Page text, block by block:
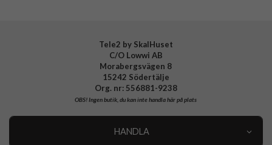
Tele2 by SkalHuset
C/O Lowwi AB
Morabergsvägen 8
15242 Södertälje
Org. nr: 556881-9238
OBS!Ingen butik, du kan inte handla här på plats
HANDLA